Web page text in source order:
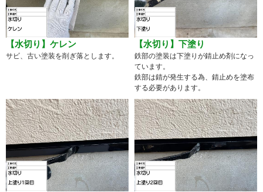
【水切り】ケレン
サビ、古い塗装を削ぎ落とします。
【水切り】下塗り
鉄部の塗装は下塗りが錆止め剤になっ
ています。
鉄部は錆が発生する為、錆止めを塗布
する必要があります。